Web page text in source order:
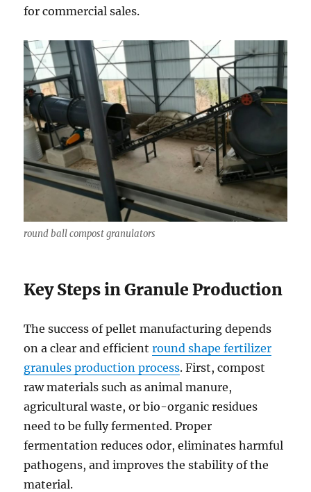
for commercial sales.
round ball compost granulators
Key Steps in Granule Production
The success of pellet manufacturing depends
on a clear and efficientround shape fertilizer
granules production process. First, compost
raw materials such as animal manure,
agricultural waste, or bio-organic residues
need to be fully fermented. Proper
fermentation reduces odor, eliminates harmful
pathogens, and improves the stability of the
material.